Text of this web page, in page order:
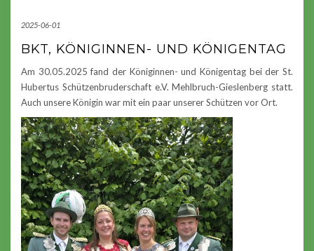
2025-06-01
BKT, KÖNIGINNEN- UND KÖNIGENTAG
Am 30.05.2025 fand der Königinnen- und Königentag bei der St.
Hubertus Schützenbruderschaft e.V. Mehlbruch-Gieslenberg statt.
Auch unsere Königin war mit ein paar unserer Schützen vor Ort.